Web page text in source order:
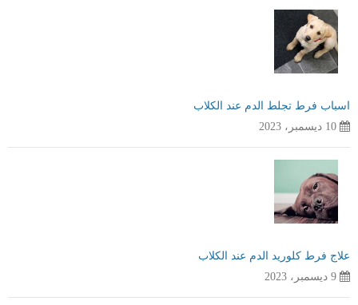
اسباب فرط تجلط الدم عند الكلاب
10 ديسمبر، 2023
علاج فرط كلوريد الدم عند الكلاب
9 ديسمبر، 2023